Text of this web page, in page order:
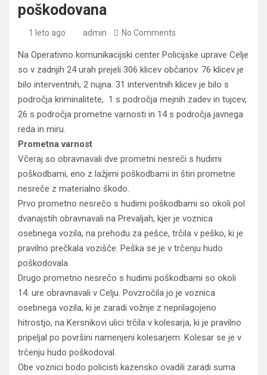
poškodovana
1 leto ago admin No Comments
Na Operativno komunikacijski center Policijske uprave Celje
so v zadnjih 24 urah prejeli 306 klicev občanov. 76 klicev je
bilo interventnih, 2 nujna. 31 interventnih klicev je bilo s
področja kriminalitete, 1 s področja mejnih zadev in tujcev,
26 s področja prometne varnosti in 14 s področja javnega
reda in miru.
Prometna varnost
Včeraj so obravnavali dve prometni nesreči s hudimi
poškodbami, eno z lažjimi poškodbami in štiri prometne
nesreče z materialno škodo.
Prvo prometno nesrečo s hudimi poškodbami so okoli pol
dvanajstih obravnavali na Prevaljah, kjer je voznica
osebnega vozila, na prehodu za pešce, trčila v peško, ki je
pravilno prečkala vozišče. Peška se je v trčenju hudo
poškodovala.
Drugo prometno nesrečo s hudimi poškodbami so okoli
14. ure obravnavali v Celju. Povzročila jo je voznica
osebnega vozila, ki je zaradi vožnje z neprilagojeno
hitrostjo, na Kersnikovi ulici trčila v kolesarja, ki je pravilno
pripeljal po površini namenjeni kolesarjem. Kolesar se je v
trčenju hudo poškodoval.
Obe voznici bodo policisti kazensko ovadili zaradi suma